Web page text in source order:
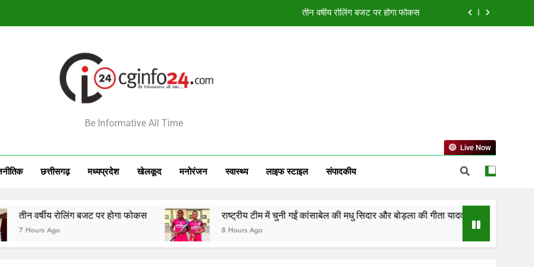
राष्ट्रीय टीम में चुनी गईं कांसाबेल की मधु सिदार और बोड़ला की गीता यादव खेलो इंडिया एक्सीलेंस सेंटर, बिलासपुर में ले रहीं प्रशिक्षण
आज का राशिफल 7 अगस्त 2026: इन राशियों की चमकेगी किस्मत, जानें करियर, कारोबार और धन लाभ का हाल
राष्ट्रीय टीम में चुनी गईं कांसाबेल की मधु सिदार और बोड़ला की गीता यादव खेलो इंडिया एक्सीलेंस सेंटर, बिलासपुर में ले रहीं प्रशिक्षण
Be Informative All Time
छत्तीसगढ़ मध्‍यप्रदेश खेलकूद मनोरंजन स्‍वास्‍थ्‍य लाइफ स्टाइल संपादकीय
Live Now
रोलिंग बजट पर होगा फोकस राष्ट्रीय टीम में चुनी गईं कांसाबेल की मधु सिदार और बोड़ला की गीता यादव खेलो इंडिया एक्सीलेंस सेंटर,
8 Hours Ago